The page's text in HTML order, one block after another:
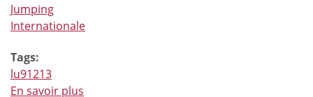
Jumping
Internationale
Tags:
lu91213
En savoir plus